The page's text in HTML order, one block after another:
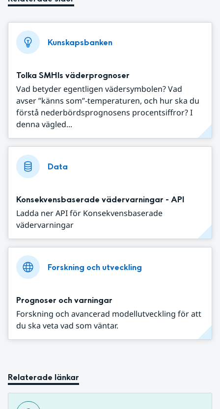
Kunskapsbanken
Tolka SMHIs väderprognoser
Vad betyder egentligen vädersymbolen? Vad
avser ”känns som”-temperaturen, och hur ska du
förstå nederbördsprognosens procentsiffror? I
denna vägled...
Data
Konsekvensbaserade vädervarningar - API
Ladda ner API för Konsekvensbaserade
vädervarningar
Forskning och utveckling
Prognoser och varningar
Forskning och avancerad modellutveckling för att
du ska veta vad som väntar.
Relaterade länkar